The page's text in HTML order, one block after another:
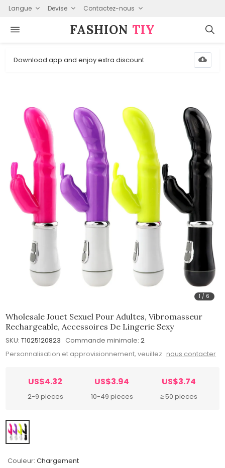
Langue Devise Contactez-nous
FASHION⁠ TIY
Download app and enjoy extra discount
1 / 6
Wholesale Jouet Sexuel Pour Adultes, Vibromasseur
Rechargeable, Accessoires De Lingerie Sexy
SKU: T1025120823 Commande minimale: 2
Personnalisation et approvisionnement, veuillez nous contacter
US$4.32
2-9 pieces
US$3.94
10-49 pieces
US$3.74
≥ 50 pieces
Couleur: Chargement